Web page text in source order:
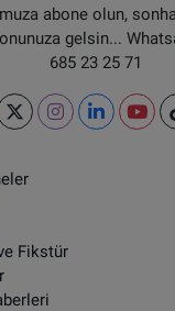
abone olun,
gelsin...
685 23 25 71
Fikstür